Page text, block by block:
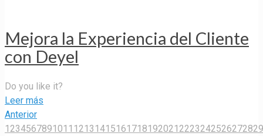
Mejora la Experiencia del Cliente
con Deyel
Do you like it?
Leer más
Anterior
1234567891011 121314151617181920212223242526272829